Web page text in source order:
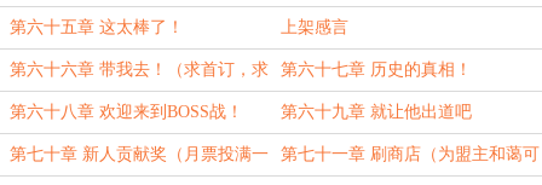
第六十五章 这太棒了！ 上架感言
第六十六章 带我去！（求首订，求
月票！）
第六十七章 历史的真相！
第六十八章 欢迎来到BOSS战！ 第六十九章 就让他出道吧
第七十章 新人贡献奖（月票投满一 第七十一章 刷商店（为盟主和蔼可